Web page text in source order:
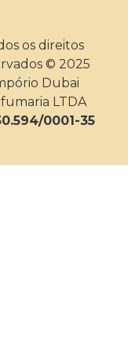
os direitos
© 2025
Dubai
LTDA
0001-35